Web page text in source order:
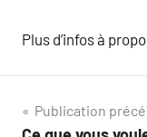
Plus d’infos à
Navigation
Publication